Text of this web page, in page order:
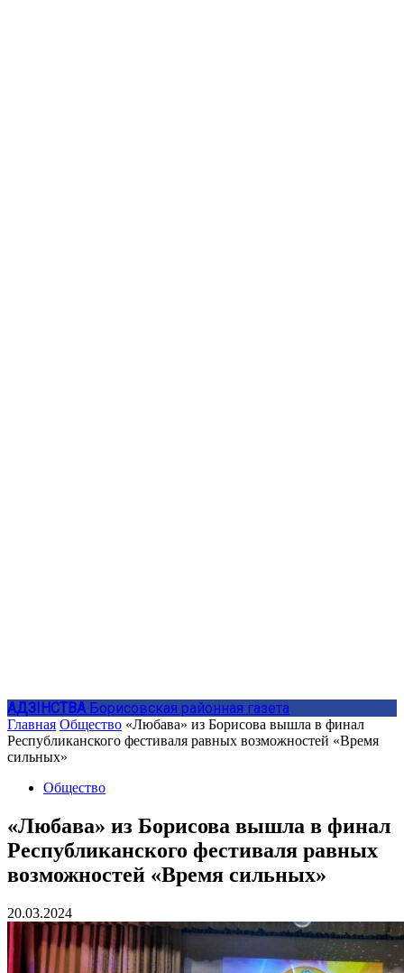
АДЗIНСТВА Борисовская районная газета
Главная Общество «Любава» из Борисова вышла в финал
Республиканского фестиваля равных возможностей «Время
сильных»
Общество
«Любава» из Борисова вышла в финал
Республиканского фестиваля равных
возможностей «Время сильных»
20.03.2024